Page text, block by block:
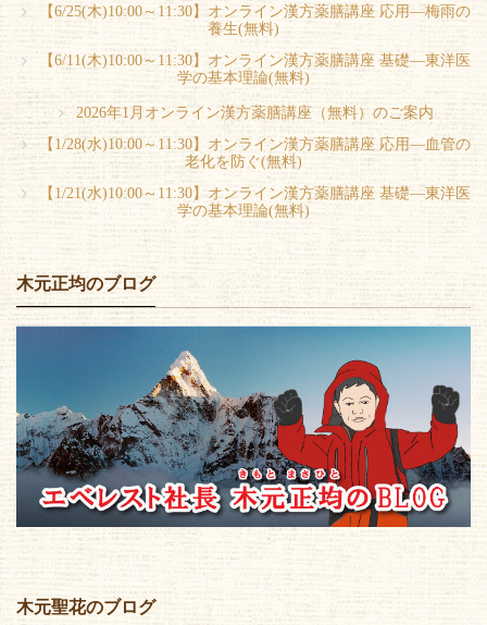
【6/25(木)10:00～11:30】オンライン漢方薬膳講座 応用―梅雨の
養生(無料)
【6/11(木)10:00～11:30】オンライン漢方薬膳講座 基礎―東洋医
学の基本理論(無料)
2026年1月オンライン漢方薬膳講座（無料）のご案内
【1/28(水)10:00～11:30】オンライン漢方薬膳講座 応用―血管の
老化を防ぐ(無料)
【1/21(水)10:00～11:30】オンライン漢方薬膳講座 基礎―東洋医
学の基本理論(無料)
木元正均のブログ
木元聖花のブログ